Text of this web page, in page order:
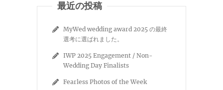
最近の投稿
MyWed wedding award 2025 の最終
選考に選ばれました。
IWP 2025 Engagement / Non-
Wedding Day Finalists
Fearless Photos of the Week